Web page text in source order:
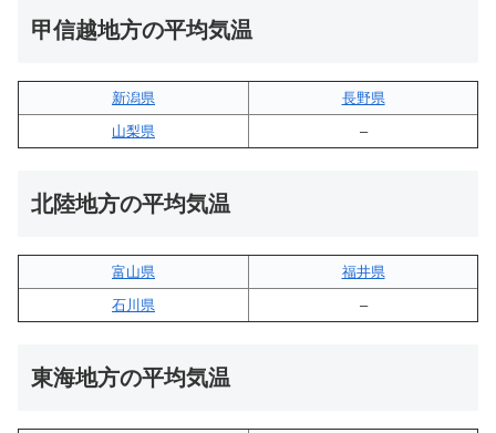
甲信越地方の平均気温
新潟県
長野県
山梨県
–
北陸地方の平均気温
富山県
福井県
石川県
–
東海地方の平均気温